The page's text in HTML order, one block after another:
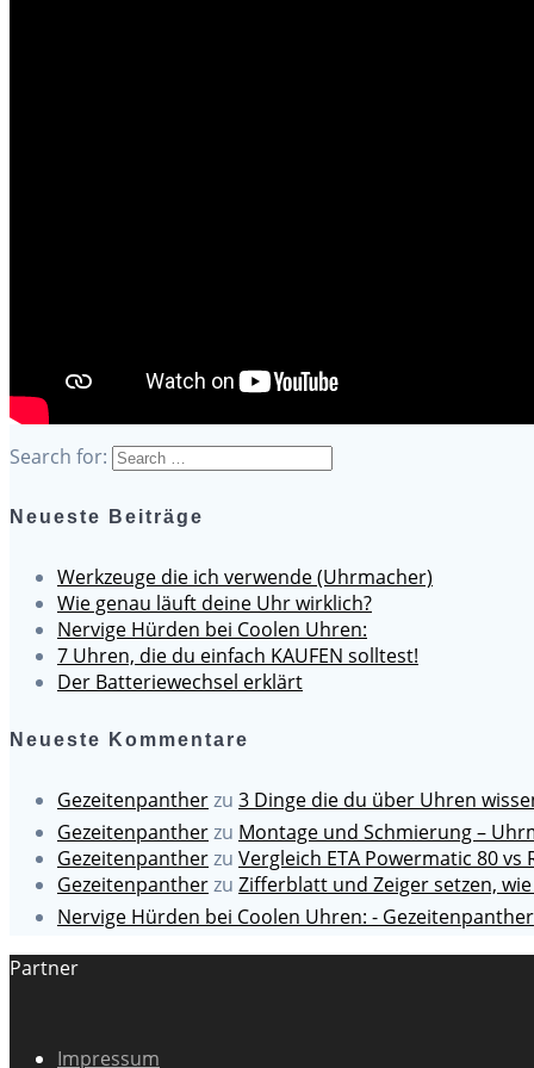
Search for:
Neueste Beiträge
Werkzeuge die ich verwende (Uhrmacher)
Wie genau läuft deine Uhr wirklich?
Nervige Hürden bei Coolen Uhren:
7 Uhren, die du einfach KAUFEN solltest!
Der Batteriewechsel erklärt
Neueste Kommentare
Gezeitenpantherzu 3 Dinge die du über Uhren
Gezeitenpantherzu Montage und Schmierung –
Gezeitenpantherzu Vergleich ETA Powermatic 80 vs
Gezeitenpantherzu Zifferblatt und Zeiger setzen, wie
Nervige Hürden bei Coolen Uhren: - Gezeitenpanther
Partner
Impressum